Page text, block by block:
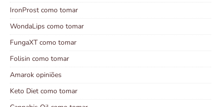
IronProst como tomar
WondaLips como tomar
FungaXT como tomar
Folisin como tomar
Amarok opiniões
Keto Diet como tomar